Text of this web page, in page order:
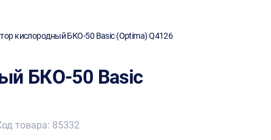
кислородный БКО-50 Basic (Optima) Q4126
БКО-50 Basic
товара: 85332